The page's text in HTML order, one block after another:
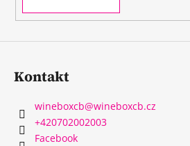
Kontakt
wineboxcb@wineboxcb.cz
+420702002003
Facebook